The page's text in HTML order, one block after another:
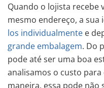
Quando o lojista recebe
mesmo endereço, a sua
los individualmente e
grande embalagem. Do
pode até ser uma boa
analisamos o custo
maneira, essa pode não